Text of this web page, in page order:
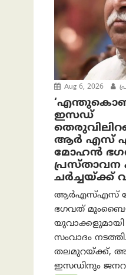
Aug 6, 2026
ഇസഡ്
ആര്‍ എസ്
മോഹൻ
പ്രസ്താവന
ചര്‍ച്ചയ്ക്ക്
ആർ‌എസ്‌എസ്
ഭഗവത്
സംവാദം
തലമുറയ്ക്ക്,
ഇസഡിനും